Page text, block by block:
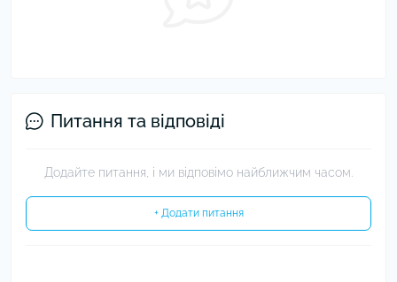
Питання та відповіді
Додайте питання, і ми відповімо найближчим часом.
+ Додати питання